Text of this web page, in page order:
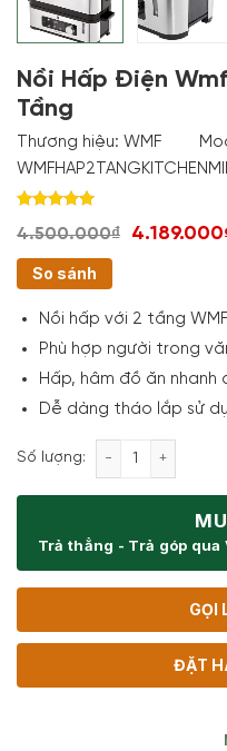
Nồi Hấp Điện
Tầng
Thương hiệu: WMF
out of 5
customer
rating
4.500.000₫
So sánh
Nồi hấp với 2 tầng
Phù hợp người trong
Hấp, hâm đồ ăn nhanh
Dễ dàng tháo lắp sử
Số lượng: Nồi Hấp Điện
Trả thẳng - Trả góp qua
GỌI
ĐẶT